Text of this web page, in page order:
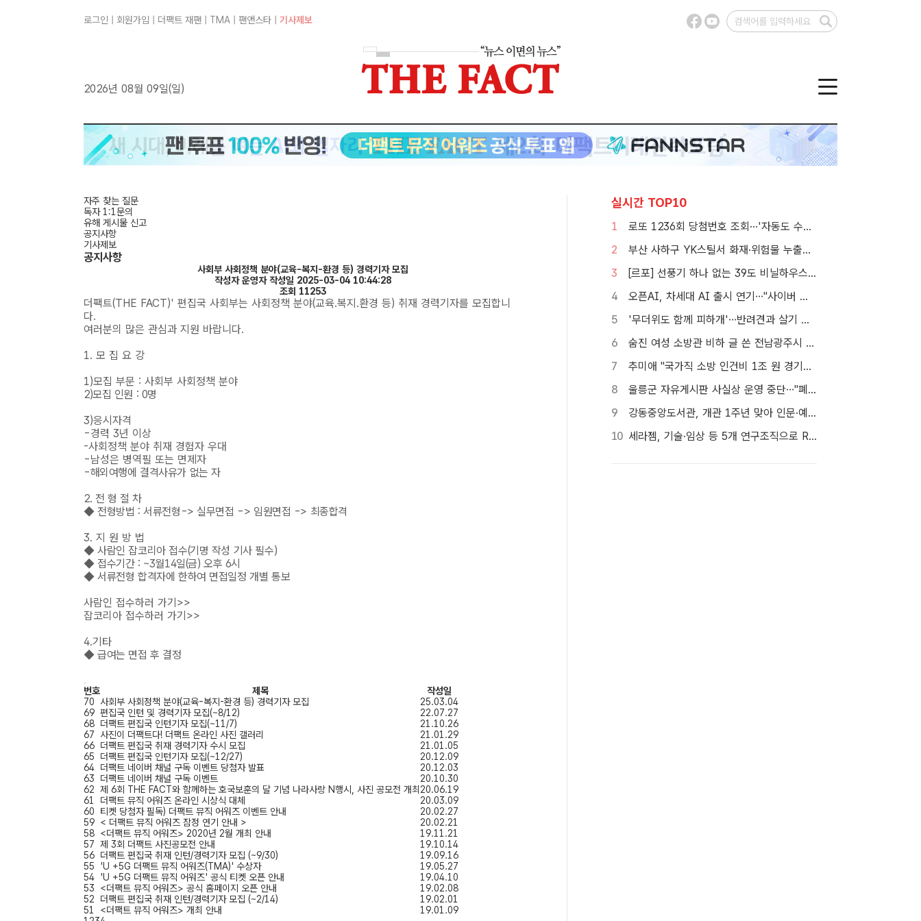
로그인 회원가입 더팩트 재팬 TMA 팬앤스타 기사제보
2026년 08월 09일(일)
자주 찾는 질문
독자 1:1문의
유해 게시물 신고
공지사항
기사제보
공지사항
사회부 사회정책 분야(교육-복지-환경 등) 경력기자 모집
작성자 운영자작성일 2025-03-04 10:44:28
조회 11253
더팩트(THE FACT)' 편집국 사회부는 사회정책 분야(교육.복지.환경 등) 취재 경력기자를 모집합니
다.
여러분의 많은 관심과 지원 바랍니다.
1. 모 집 요 강
1)모집 부문 : 사회부 사회정책 분야
2)모집 인원 : 0명
3)응시자격
-경력 3년 이상
-사회정책 분야 취재 경험자 우대
-남성은 병역필 또는 면제자
-해외여행에 결격사유가 없는 자
2. 전 형 절 차
◆ 전형방법 : 서류전형-> 실무면접 -> 임원면접 -> 최종합격
3. 지 원 방 법
◆ 사람인 잡코리아 접수(기명 작성 기사 필수)
◆ 접수기간 : ~3월14일(금) 오후 6시
◆ 서류전형 합격자에 한하여 면접일정 개별 통보
사람인 접수하러 가기 >>
잡코리아 접수하러 가기 >>
4.기타
◆ 급여는 면접 후 결정
번호 제목
작성일
70 사회부 사회정책 분야(교육-복지-환경 등) 경력기자 모집
25.03.04
69 편집국 인턴 및 경력기자 모집(~8/12)
22.07.27
68 더팩트 편집국 인턴기자 모집(~11/7)
21.10.26
67 사진이 더팩트다! 더팩트 온라인 사진 갤러리
21.01.29
66 더팩트 편집국 취재 경력기자 수시 모집
21.01.05
65
더팩트 편집국 인턴기자 모집(~12/27)
20.12.09
64 더팩트 네이버 채널 구독 이벤트 당첨자 발표
20.12.03
63
더팩트 네이버 채널 구독 이벤트
20.10.30
62 제 6회 THE FACT와 함께하는 호국보훈의 달 기념 나라사랑 N행시, 사진 공모전 개최 20.06.19
61
더팩트 뮤직 어워즈 온라인 시상식 대체
20.03.09
60
티켓 당첨자 필독) 더팩트 뮤직 어워즈 이벤트 안내
20.02.27
59 < 더팩트 뮤직 어워즈 잠정 연기 안내 >
20.02.21
58 <더팩트 뮤직 어워즈> 2020년 2월 개최 안내
19.11.21
57 제 3회 더팩트 사진공모전 안내
19.10.14
56 더팩트 편집국 취재 인턴/경력기자 모집 (~9/30)
19.09.16
55
'U +5G 더팩트 뮤직 어워즈(TMA)' 수상자
19.05.27
54 'U +5G 더팩트 뮤직 어워즈' 공식 티켓 오픈 안내
19.04.10
53
<더팩트 뮤직 어워즈> 공식 홈페이지 오픈 안내
19.02.08
52
더팩트 편집국 취재 인턴/경력기자 모집 (~2/14)
19.02.01
51
<더팩트 뮤직 어워즈> 개최 안내
19.01.09
실시간 TOP10
1
로또 1236회 당첨번호 조회···'자동도 수동도 5명씩 같네'
2
부산 사하구 YK스틸서 화재·위험물 누출…소방 대응 1단계 발령
3
[르포] 선풍기 하나 없는 39도 비닐하우스…이주노동자의 '악몽같은 폭염'
4
오픈AI, 차세대 AI 출시 연기…"사이버 공격 등 보안 위험"
5
'무더위도 함께 피하개'…반려견과 살기 좋은 자치구는 어디
6
숨진 여성 소방관 비하 글 쓴 전남광주시 공무원 입건
7
추미애 "국가직 소방 인건비 1조 원 경기도가 대납…재정개혁 시급"
8
울릉군 자유게시판 사실상 운영 중단…"폐쇄" vs "소통창구 지켜야"
9
강동중앙도서관, 개관 1주년 맞아 인문·예술 행사 마련 [TF사진관]
10
세라젬, 기술·임상 등 5개 연구조직으로 R&D 역량 강화